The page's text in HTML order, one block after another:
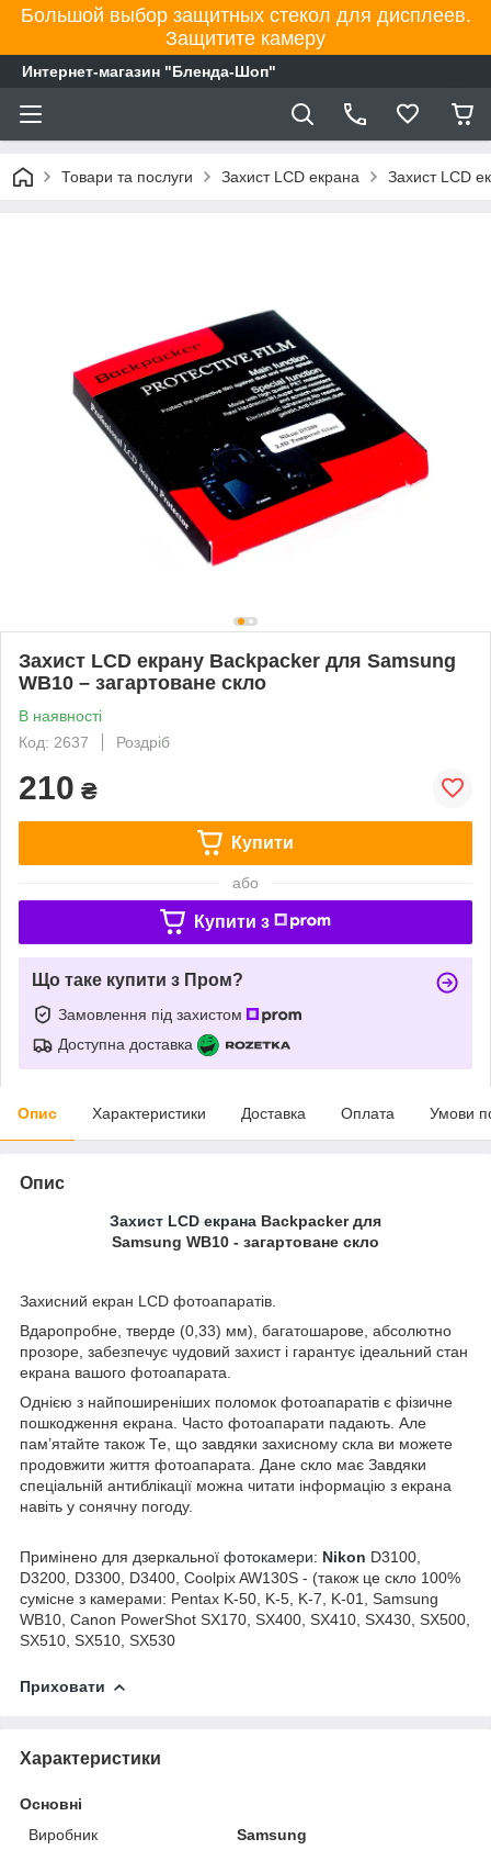
Большой выбор защитных стекол для дисплеев.
Защитите камеру
Интернет-магазин "Бленда-Шоп"
Товари та послуги Захист LCD екрана Захист LCD
Захист LCD екрану Backpacker для Samsung
WB10 – загартоване скло
В наявності
Код: 2637
Роздріб
210 ₴
Купити
або
Купити з
Що таке купити з Пром?
Замовлення під захистом
Доступна доставка
Опис Характеристики Доставка Оплата Умови
Опис
Захист LCD екрана Backpacker для
Samsung WB10 - загартоване скло
Захисний екран LCD фотоапаратів.
Вдаропробне, тверде (0,33) мм), багатошарове, абсолютно
прозоре, забезпечує чудовий захист і гарантує ідеальний стан
екрана вашого фотоапарата.
Однією з найпоширеніших поломок фотоапаратів є фізичне
пошкодження екрана. Часто фотоапарати падають. Але
пам’ятайте також Те, що завдяки захисному скла ви можете
продовжити життя фотоапарата. Дане скло має Завдяки
спеціальній антиблікації можна читати інформацію з екрана
навіть у сонячну погоду.
Примінено для дзеркальної фотокамери: Nikon D3100,
D3200, D3300, D3400, Coolpix AW130S - (також це скло 100%
сумісне з камерами: Pentax K-50, K-5, K-7, K-01, Samsung
WB10, Canon PowerShot SX170, SX400, SX410, SX430, SX500,
SX510, SX510, SX530
Приховати
Характеристики
Основні
Виробник
Samsung